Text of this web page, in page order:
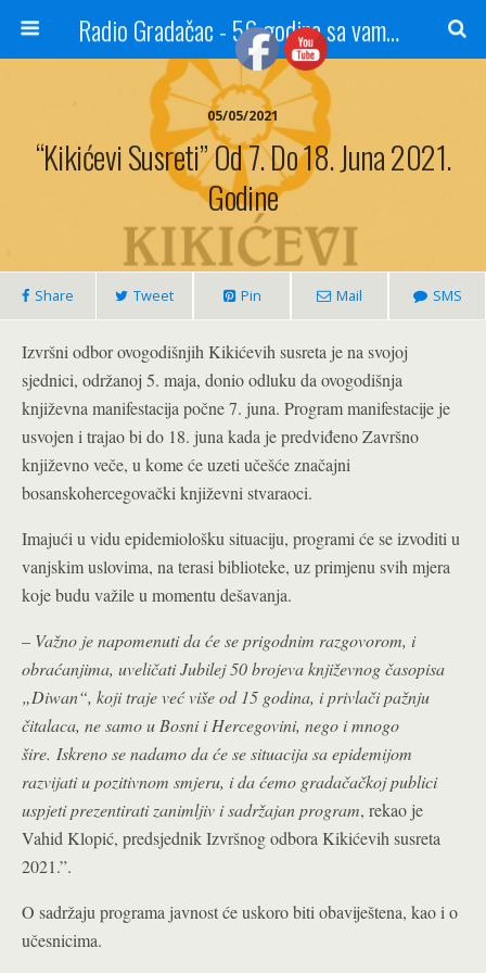
Radio Gradačac - 56 godina sa vama...
05/05/2021
“Kikićevi Susreti” Od 7. Do 18. Juna 2021.
Godine
Share Tweet Pin Mail SMS
Izvršni odbor ovogodišnjih Kikićevih susreta je na svojoj
sjednici, održanoj 5. maja, donio odluku da ovogodišnja
književna manifestacija počne 7. juna. Program manifestacije je
usvojen i trajao bi do 18. juna kada je predviđeno Završno
književno veče, u kome će uzeti učešće značajni
bosanskohercegovački književni stvaraoci.
Imajući u vidu epidemiološku situaciju, programi će se izvoditi u
vanjskim uslovima, na terasi biblioteke, uz primjenu svih mjera
koje budu važile u momentu dešavanja.
– Važno je napomenuti da će se prigodnim razgovorom, i
obraćanjima, uveličati Jubilej 50 brojeva književnog časopisa
„Diwan“, koji traje već više od 15 godina, i privlači pažnju
čitalaca, ne samo u Bosni i Hercegovini, nego i mnogo
šire. Iskreno se nadamo da će se situacija sa epidemijom
razvijati u pozitivnom smjeru, i da ćemo gradačačkoj publici
uspjeti prezentirati zanimljiv i sadržajan program, rekao je
Vahid Klopić, predsjednik Izvršnog odbora Kikićevih susreta
2021.”.
O sadržaju programa javnost će uskoro biti obaviještena, kao i o
učesnicima.